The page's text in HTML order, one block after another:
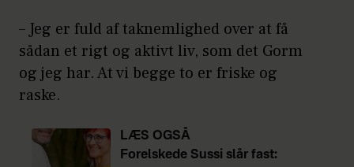
– Jeg er fuld af taknemlighed over at få
sådan et rigt og aktivt liv, som det Gorm
og jeg har. At vi begge to er friske og
raske.
LÆS OGSÅ
Forelskede Sussi slår fast: